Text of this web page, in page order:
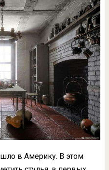
в Америку. В этом